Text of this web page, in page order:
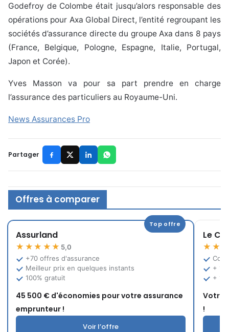
Godefroy de Colombe était jusqu’alors responsable des
opérations pour Axa Global Direct, l’entité regroupant les
sociétés d’assurance directe du groupe Axa dans 8 pays
(France, Belgique, Pologne, Espagne, Italie, Portugal,
Japon et Corée).
Yves Masson va pour sa part prendre en charge
l’assurance des particuliers au Royaume-Uni.
News Assurances Pro
Partager
Offres à comparer
Top offre
Assurland
★★★★★ 5,0
+70 offres d'assurance
Meilleur prix en quelques instants
100% gratuit
45 500 € d'économies pour votre assurance
emprunteur !
Voir l’offre
Le
+
+ 10
Votre
!